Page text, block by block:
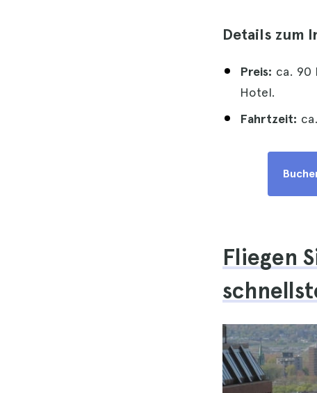
Details zum
Preis: ca. 90
Hotel.
Fahrtzeit:
Fliegen